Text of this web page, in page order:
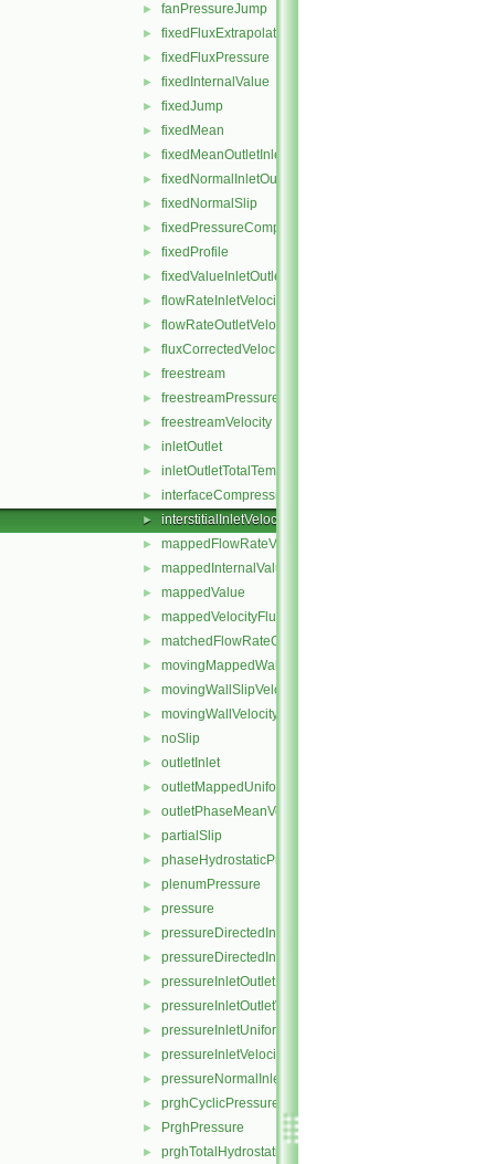
► fanPressureJump
► fixedFluxExtrapolatedPressure
► fixedFluxPressure
► fixedInternalValue
► fixedJump
► fixedMean
► fixedMeanOutletInlet
► fixedNormalInletOutletVelocity
► fixedNormalSlip
► fixedPressureCompressibleDensity
► fixedProfile
► fixedValueInletOutlet
► flowRateInletVelocity
► flowRateOutletVelocity
► fluxCorrectedVelocity
► freestream
► freestreamPressure
► freestreamVelocity
► inletOutlet
► inletOutletTotalTemperature
► interfaceCompression
► interstitialInletVelocity
► mappedFlowRateVelocity
► mappedInternalValue
► mappedValue
► mappedVelocityFlux
► matchedFlowRateOutletVelocity
► movingMappedWallVelocity
► movingWallSlipVelocity
► movingWallVelocity
► noSlip
► outletInlet
► outletMappedUniformInlet
► outletPhaseMeanVelocity
► partialSlip
► phaseHydrostaticPressure
► plenumPressure
► pressure
► pressureDirectedInletOutletVelocity
► pressureDirectedInletVelocity
► pressureInletOutletParSlipVelocity
► pressureInletOutletVelocity
► pressureInletUniformVelocity
► pressureInletVelocity
► pressureNormalInletOutletVelocity
► prghCyclicPressure
► PrghPressure
► prghTotalHydrostaticPressure